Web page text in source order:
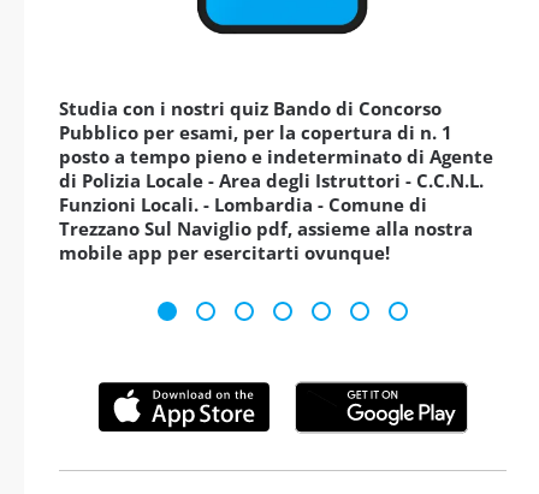
Studia con i nostri quiz Bando di Concorso
Pubblico per esami, per la copertura di n. 1
posto a tempo pieno e indeterminato di Agente
di Polizia Locale - Area degli Istruttori - C.C.N.L.
Funzioni Locali. - Lombardia - Comune di
Trezzano Sul Naviglio pdf, assieme alla nostra
mobile app per esercitarti ovunque!